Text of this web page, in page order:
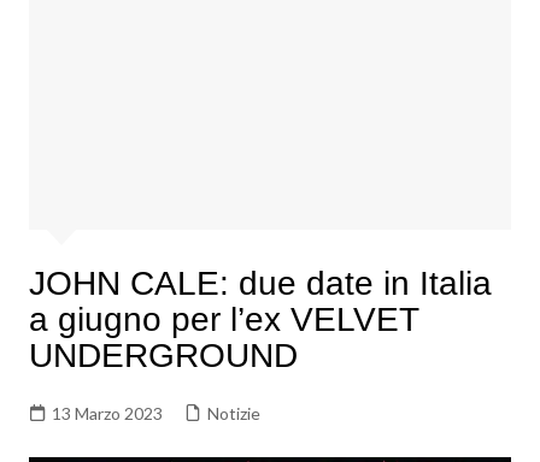
JOHN CALE: due date in Italia
a giugno per l’ex VELVET
UNDERGROUND
13 Marzo 2023 Notizie